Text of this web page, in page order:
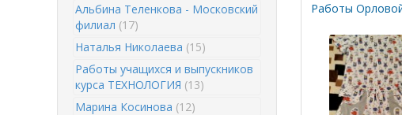
Альбина Теленкова - Московский
филиал (17)
Наталья Николаева (15)
Работы учащихся и выпускников
курса ТЕХНОЛОГИЯ (13)
Марина Косинова (12)
Работы